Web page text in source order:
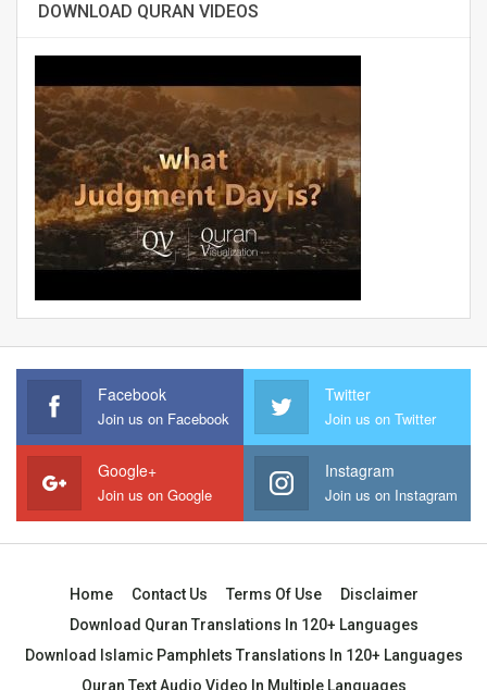
DOWNLOAD QURAN VIDEOS
Facebook
Join us on Facebook
Twitter
Join us on Twitter
Google+
Join us on Google
Instagram
Join us on Instagram
Home Contact Us Terms Of Use
Disclaimer
Download Quran Translations In 120+ Languages
Download Islamic Pamphlets Translations In 120+ Languages
Quran Text Audio Video In Multiple Languages